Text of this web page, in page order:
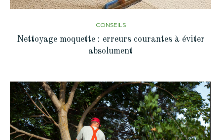
CONSEILS
Nettoyage moquette : erreurs courantes à éviter
absolument